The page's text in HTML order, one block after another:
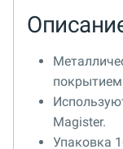
Magister.
Упаковка